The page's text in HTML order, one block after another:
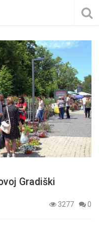
Gradiški
3277
0